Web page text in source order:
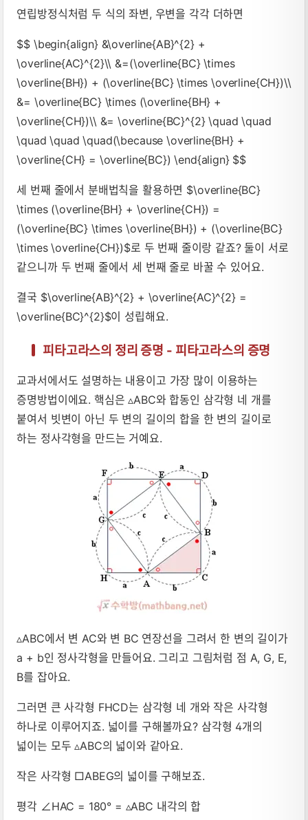
연립방정식처럼 두 식의 좌변, 우변을 각각 더하면
$$ \begin{align} &\overline{AB}^{2} +
\overline{AC}^{2}\\ &=(\overline{BC} \times
\overline{BH}) + (\overline{BC} \times \overline{CH})\\
&= \overline{BC} \times (\overline{BH} +
\overline{CH})\\ &= \overline{BC}^{2} \quad \quad
\quad \quad \quad(\because \overline{BH} +
\overline{CH} = \overline{BC}) \end{align} $$
세 번째 줄에서 분배법칙을 활용하면 $\overline{BC}
\times (\overline{BH} + \overline{CH}) =
(\overline{BC} \times \overline{BH}) + (\overline{BC}
\times \overline{CH})$로 두 번째 줄이랑 같죠? 둘이 서로
같으니까 두 번째 줄에서 세 번째 줄로 바꿀 수 있어요.
결국 $\overline{AB}^{2} + \overline{AC}^{2} =
\overline{BC}^{2}$이 성립해요.
피타고라스의 정리 증명 - 피타고라스의 증명
교과서에서도 설명하는 내용이고 가장 많이 이용하는
증명방법이에요. 핵심은 ▵ABC와 합동인 삼각형 네 개를
붙여서 빗변이 아닌 두 변의 길이의 합을 한 변의 길이로
하는 정사각형을 만드는 거예요.
▵ABC에서 변 AC와 변 BC 연장선을 그려서 한 변의 길이가
a + b인 정사각형을 만들어요. 그리고 그림처럼 점 A, G, E,
B를 잡아요.
그러면 큰 사각형 FHCD는 삼각형 네 개와 작은 사각형
하나로 이루어지죠. 넓이를 구해볼까요? 삼각형 4개의
넓이는 모두 ▵ABC의 넓이와 같아요.
작은 사각형 □ABEG의 넓이를 구해보죠.
평각 ∠HAC = 180° = ▵ABC 내각의 합